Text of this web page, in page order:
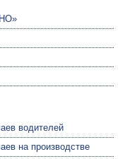
водителей
на производстве